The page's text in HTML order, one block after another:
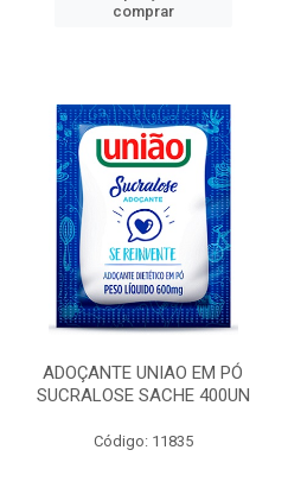
comprar
ADOÇANTE UNIAO EM PÓ
SUCRALOSE SACHE 400UN
Código: 11835